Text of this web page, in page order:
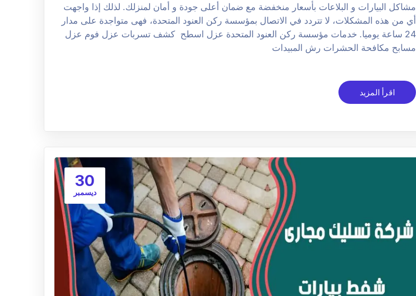
مشاكل البيارات و البلاعات بأسعار منخفضة مع ضمان أعلى جودة و أمان لمنزلك. لذلك إذا واجهت
أي من هذه المشكلات، لا تتردد في الاتصال بمؤسسة ركن العنود المتحدة، فهى متواجدة على مدار
24 ساعة يوميا. خدمات مؤسسة ركن العنود المتحدة عزل اسطح كشف تسربات عزل فوم عزل
مسابح مكافحة الحشرات رش المبيدات
اقرأ المزيد
30
ديسمبر